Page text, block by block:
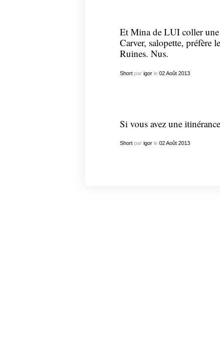
Et Mina de LUI coller
Carver, salopette, préfère
Ruines. Nus.
Shortpar igorle 02 Août 2013
Si vous avez une
Shortpar igorle 02 Août 2013